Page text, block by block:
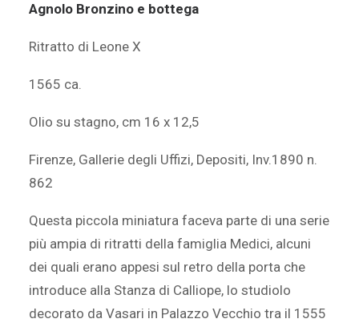
Agnolo Bronzino e bottega
Ritratto di Leone X
1565 ca.
Olio su stagno, cm 16 x 12,5
Firenze, Gallerie degli Uffizi, Depositi, Inv.1890 n.
862
Questa piccola miniatura faceva parte di una serie
più ampia di ritratti della famiglia Medici, alcuni
dei quali erano appesi sul retro della porta che
introduce alla Stanza di Calliope, lo studiolo
decorato da Vasari in Palazzo Vecchio tra il 1555